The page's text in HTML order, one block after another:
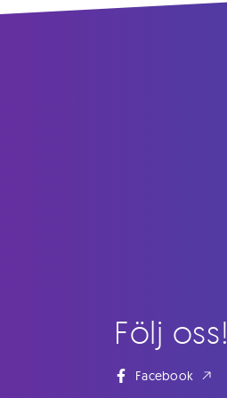
Följ oss!
Facebook